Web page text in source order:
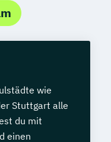
wie
Stuttgart alle
du mit
einen